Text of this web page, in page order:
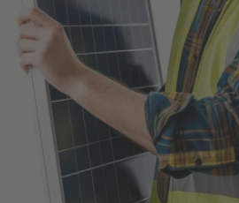
Mail
telefonisch
06071
Dedisol GmbH – Wir
zu Kraftwerken.
Faire Vergütung &
Bonusmöglichkeiten
Freundliches,
flache Hierarchien
Bereich Solar
Moderne Ausstattung
hochwertige
Firmenwagen nach